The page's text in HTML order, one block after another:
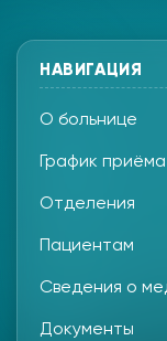
НАВИГАЦИЯ
О больнице
График приёма
Отделения
Пациентам
Сведения о
Документы